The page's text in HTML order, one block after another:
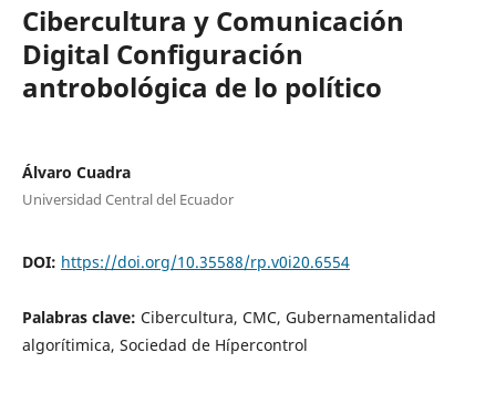
Cibercultura y Comunicación
Digital Configuración
antrobológica de lo político
Álvaro Cuadra
Universidad Central del Ecuador
DOI: https://doi.org/10.35588/rp.v0i20.6554
Palabras clave: Cibercultura, CMC, Gubernamentalidad
algorítimica, Sociedad de Hípercontrol